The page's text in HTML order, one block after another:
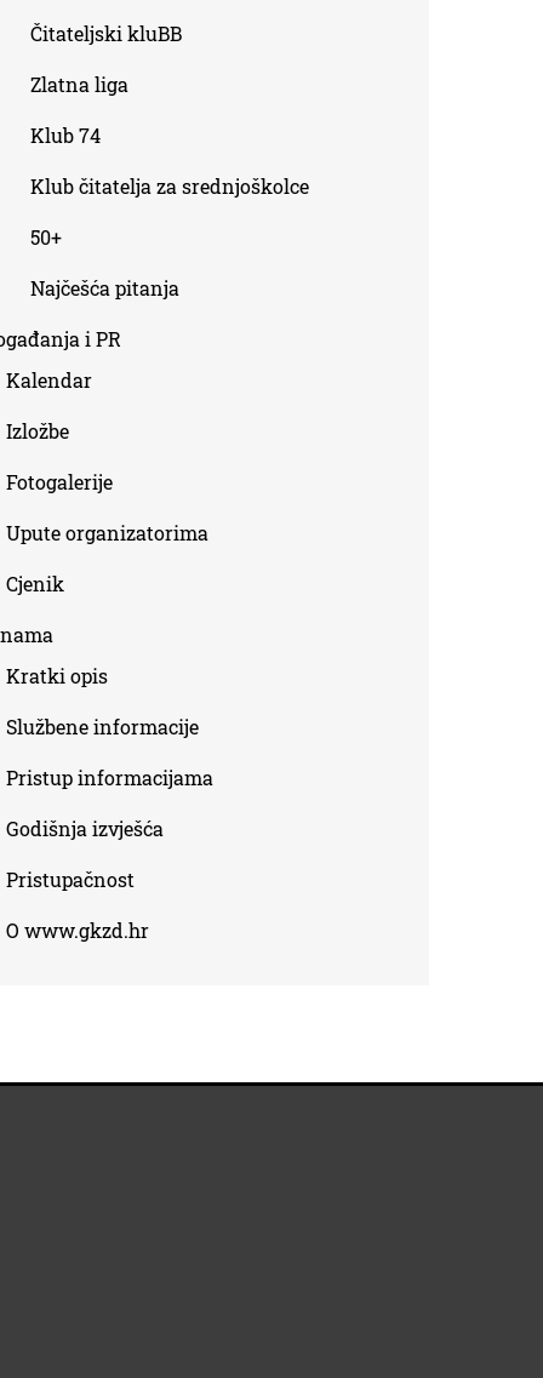
Čitateljski kluBB
Zlatna liga
Klub 74
Klub čitatelja za srednjoškolce
50+
Najčešća pitanja
i PR
Kalendar
Izložbe
Fotogalerije
Upute organizatorima
Cjenik
Kratki opis
Službene informacije
Pristup informacijama
Godišnja izvješća
Pristupačnost
O www.gkzd.hr